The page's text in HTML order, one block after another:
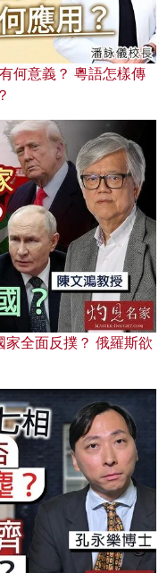
何意義？ 粵語怎樣傳
家全面反撲？ 俄羅斯欲